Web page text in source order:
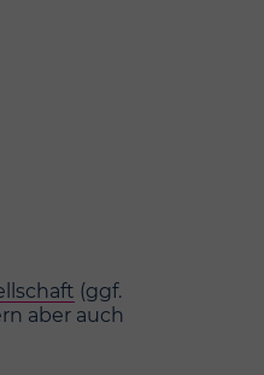
(ggf.
aber auch